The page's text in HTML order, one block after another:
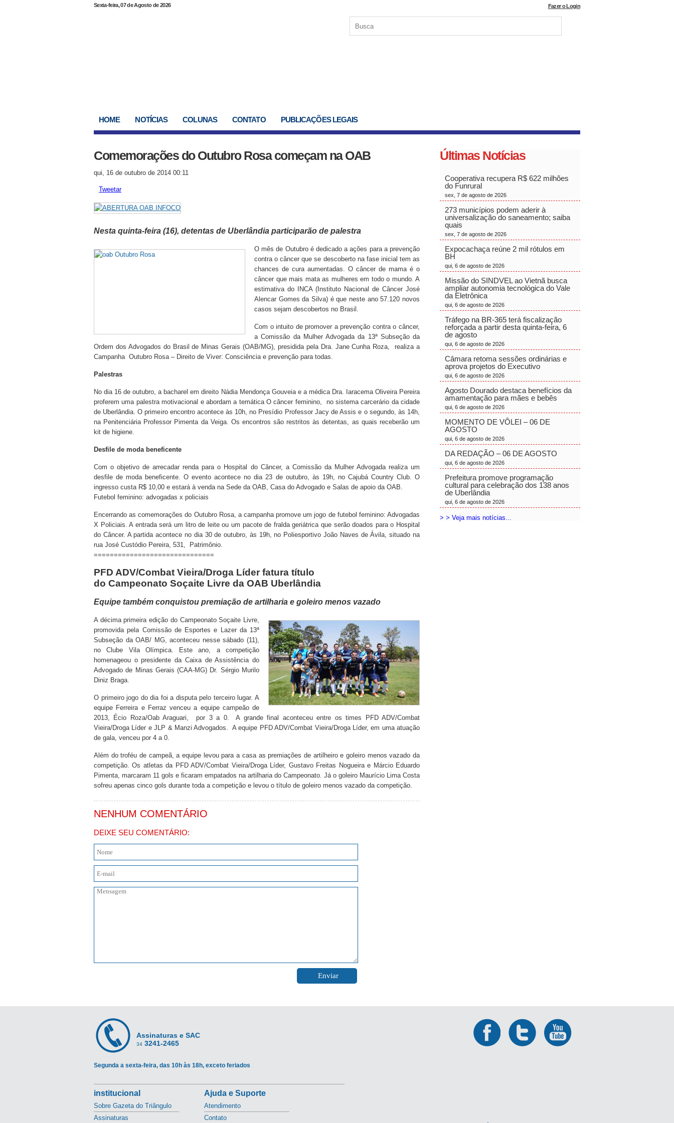
Sexta-feira, 07 de Agosto de 2026 Fazer o Login
HOME NOTÍCIAS COLUNAS CONTATO PUBLICAÇÕES LEGAIS
Comemorações do Outubro Rosa começam na OAB
qui, 16 de outubro de 2014 00:11
Tweetar
Nesta quinta-feira (16), detentas de Uberlândia participarão de palestra
O mês de Outubro é dedicado a ações para a prevenção
contra o câncer que se descoberto na fase inicial tem as
chances de cura aumentadas. O câncer de mama é o
câncer que mais mata as mulheres em todo o mundo. A
estimativa do INCA (Instituto Nacional de Câncer José
Alencar Gomes da Silva) é que neste ano 57.120 novos
casos sejam descobertos no Brasil.
Com o intuito de promover a prevenção contra o câncer,
a Comissão da Mulher Advogada da 13ª Subseção da
Ordem dos Advogados do Brasil de Minas Gerais (OAB/MG), presidida pela Dra. Jane Cunha Roza, realiza a
Campanha Outubro Rosa – Direito de Viver: Consciência e prevenção para todas.
Palestras
No dia 16 de outubro, a bacharel em direito Nádia Mendonça Gouveia e a médica Dra. Iaracema Oliveira Pereira
proferem uma palestra motivacional e abordam a temática O câncer feminino, no sistema carcerário da cidade
de Uberlândia. O primeiro encontro acontece às 10h, no Presídio Professor Jacy de Assis e o segundo, às 14h,
na Penitenciária Professor Pimenta da Veiga. Os encontros são restritos às detentas, as quais receberão um
kit de higiene.
Desfile de moda beneficente
Com o objetivo de arrecadar renda para o Hospital do Câncer, a Comissão da Mulher Advogada realiza um
desfile de moda beneficente. O evento acontece no dia 23 de outubro, às 19h, no Cajubá Country Club. O
ingresso custa R$ 10,00 e estará à venda na Sede da OAB, Casa do Advogado e Salas de apoio da OAB.
Futebol feminino: advogadas x policiais
Encerrando as comemorações do Outubro Rosa, a campanha promove um jogo de futebol feminino: Advogadas
X Policiais. A entrada será um litro de leite ou um pacote de fralda geriátrica que serão doados para o Hospital
do Câncer. A partida acontece no dia 30 de outubro, às 19h, no Poliesportivo João Naves de Ávila, situado na
rua José Custódio Pereira, 531, Patrimônio.
==============================
PFD ADV/Combat Vieira/Droga Líder fatura título
do Campeonato Soçaite Livre da OAB Uberlândia
Equipe também conquistou premiação de artilharia e goleiro menos vazado
A décima primeira edição do Campeonato Soçaite Livre,
promovida pela Comissão de Esportes e Lazer da 13ª
Subseção da OAB/ MG, aconteceu nesse sábado (11),
no Clube Vila Olímpica. Este ano, a competição
homenageou o presidente da Caixa de Assistência do
Advogado de Minas Gerais (CAA-MG) Dr. Sérgio Murilo
Diniz Braga.
O primeiro jogo do dia foi a disputa pelo terceiro lugar. A
equipe Ferreira e Ferraz venceu a equipe campeão de
2013, Écio Roza/Oab Araguari, por 3 a 0. A grande final aconteceu entre os times PFD ADV/Combat
Vieira/Droga Líder e JLP & Manzi Advogados. A equipe PFD ADV/Combat Vieira/Droga Líder, em uma atuação
de gala, venceu por 4 a 0.
Além do troféu de campeã, a equipe levou para a casa as premiações de artilheiro e goleiro menos vazado da
competição. Os atletas da PFD ADV/Combat Vieira/Droga Líder, Gustavo Freitas Nogueira e Márcio Eduardo
Pimenta, marcaram 11 gols e ficaram empatados na artilharia do Campeonato. Já o goleiro Maurício Lima Costa
sofreu apenas cinco gols durante toda a competição e levou o título de goleiro menos vazado da competição.
NENHUM COMENTÁRIO
DEIXE SEU COMENTÁRIO:
Últimas Notícias
Cooperativa recupera R$ 622 milhões
do Funrural
sex, 7 de agosto de 2026
273 municípios podem aderir à
universalização do saneamento; saiba
quais
sex, 7 de agosto de 2026
Expocachaça reúne 2 mil rótulos em
BH
qui, 6 de agosto de 2026
Missão do SINDVEL ao Vietnã busca
ampliar autonomia tecnológica do Vale
da Eletrônica
qui, 6 de agosto de 2026
Tráfego na BR-365 terá fiscalização
reforçada a partir desta quinta-feira, 6
de agosto
qui, 6 de agosto de 2026
Câmara retoma sessões ordinárias e
aprova projetos do Executivo
qui, 6 de agosto de 2026
Agosto Dourado destaca benefícios da
amamentação para mães e bebês
qui, 6 de agosto de 2026
MOMENTO DE VÔLEI – 06 DE
AGOSTO
qui, 6 de agosto de 2026
DA REDAÇÃO – 06 DE AGOSTO
qui, 6 de agosto de 2026
Prefeitura promove programação
cultural para celebração dos 138 anos
de Uberlândia
qui, 6 de agosto de 2026
> > Veja mais notícias...
Assinaturas e SAC
34 3241-2465
Segunda a sexta-feira, das 10h às 18h, exceto feriados
institucional
Sobre Gazeta do Triângulo
Assinaturas
Ajuda e Suporte
Atendimento
Contato